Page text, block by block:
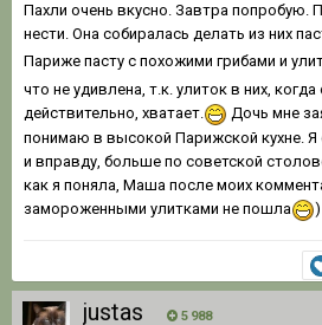
Пахли очень вкусно. Завтра попробую.
нести. Она собиралась делать из них
Париже пасту с похожими грибами и
что не удивлена, т.к. улиток в них,
действительно, хватает.
Дочь мне
понимаю в высокой Парижской кухне. Я
и вправду, больше по советской
как я поняла, Маша после моих
замороженными улитками не пошла
)
justas 5 988